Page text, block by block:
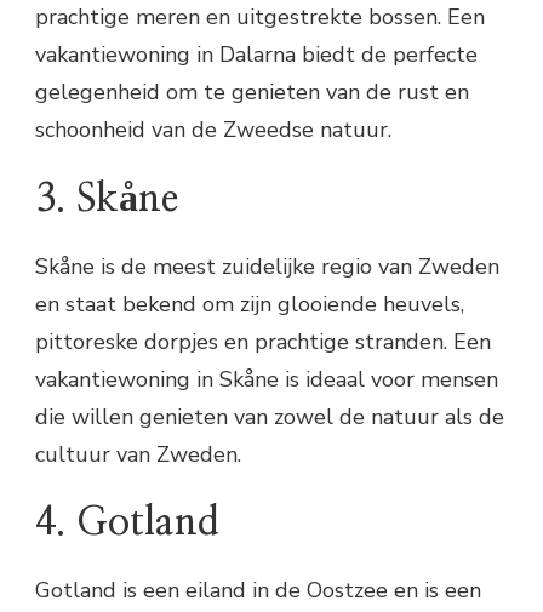
prachtige meren en uitgestrekte bossen. Een
vakantiewoning in Dalarna biedt de perfecte
gelegenheid om te genieten van de rust en
schoonheid van de Zweedse natuur.
3. Skåne
Skåne is de meest zuidelijke regio van Zweden
en staat bekend om zijn glooiende heuvels,
pittoreske dorpjes en prachtige stranden. Een
vakantiewoning in Skåne is ideaal voor mensen
die willen genieten van zowel de natuur als de
cultuur van Zweden.
4. Gotland
Gotland is een eiland in de Oostzee en is een